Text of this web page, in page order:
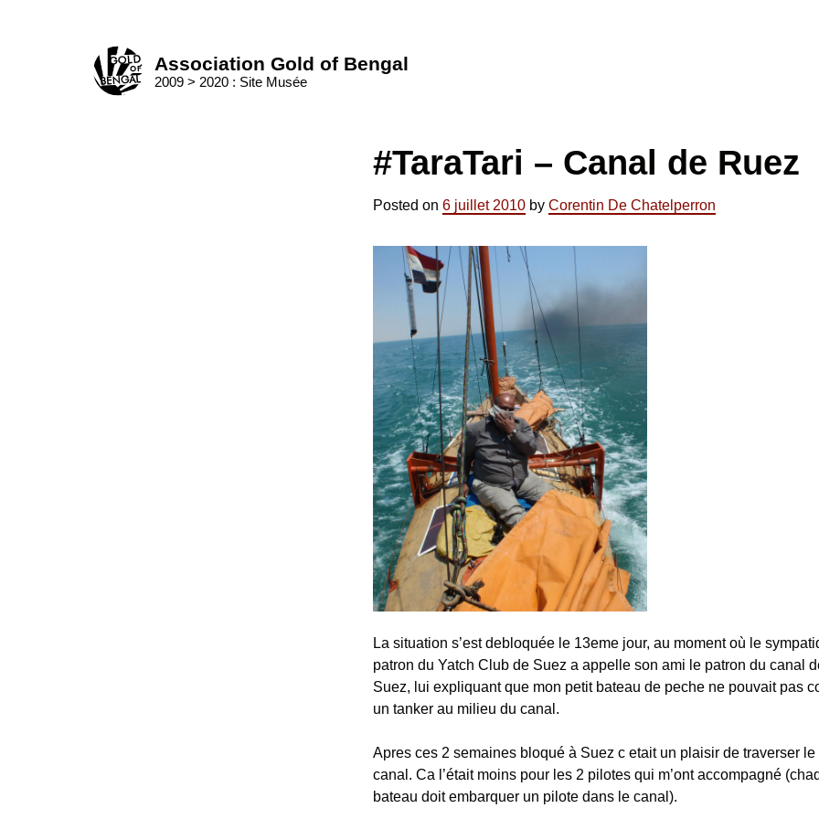
Association Gold of Bengal
2009 > 2020 : Site Musée
#TaraTari – Canal de Ruez
Posted on 6 juillet 2010 by Corentin De Chatelperron
La situation s’est debloquée le 13eme jour, au moment où le
patron du Yatch Club de Suez a appelle son ami le patron du canal
Suez, lui expliquant que mon petit bateau de peche ne pouvait pas
un tanker au milieu du canal.
Apres ces 2 semaines bloqué à Suez c etait un plaisir de traverser le
canal. Ca l’était moins pour les 2 pilotes qui m’ont accompagné
bateau doit embarquer un pilote dans le canal).